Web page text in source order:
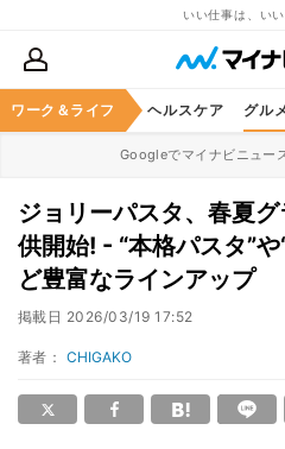
いい仕事は、い
ワーク＆ライフ
マネー 暮らし ヘルスケア グル
Googleでマイナビニュー
ジョリーパスタ、春夏
供開始! - “本格パスタ”
ど豊富なラインアップ
掲載日 2026/03/19 17:52
著者： CHIGAKO